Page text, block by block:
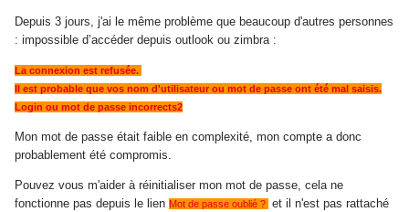
Depuis 3 jours, j'ai le même problème que beaucoup d'autres personnes
: impossible d’accéder depuis outlook ou zimbra :
La connexion est refusée.
Il est probable que vos nom d'utilisateur ou mot de passe ont été mal saisis.
Login ou mot de passe incorrects2
Mon mot de passe était faible en complexité, mon compte a donc
probablement été compromis.
Pouvez vous m'aider à réinitialiser mon mot de passe, cela ne
fonctionne pas depuis le lien Mot de passe oublié ? et il n'est pas rattaché